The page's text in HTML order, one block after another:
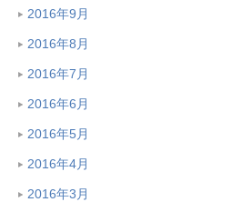
2016年9月
2016年8月
2016年7月
2016年6月
2016年5月
2016年4月
2016年3月